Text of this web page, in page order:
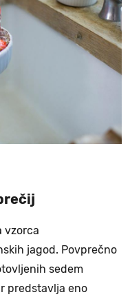
vzorca
jagod. Povprečno
sedem
predstavlja eno